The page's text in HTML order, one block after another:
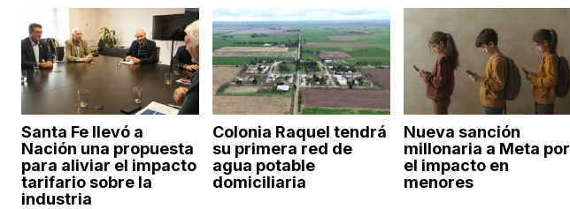
Santa Fe llevó a
Nación una propuesta
para aliviar el impacto
tarifario sobre la
industria
Colonia Raquel tendrá
su primera red de
agua potable
domiciliaria
Nueva sanción
millonaria a Meta por
el impacto en
menores